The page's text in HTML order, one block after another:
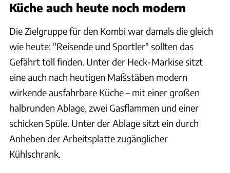
Küche auch heute noch modern
Die Zielgruppe für den Kombi war damals die gleich
wie heute: "Reisende und Sportler" sollten das
Gefährt toll finden. Unter der Heck-Markise sitzt
eine auch nach heutigen Maßstäben modern
wirkende ausfahrbare Küche – mit einer großen
halbrunden Ablage, zwei Gasflammen und einer
schicken Spüle. Unter der Ablage sitzt ein durch
Anheben der Arbeitsplatte zugänglicher
Kühlschrank.